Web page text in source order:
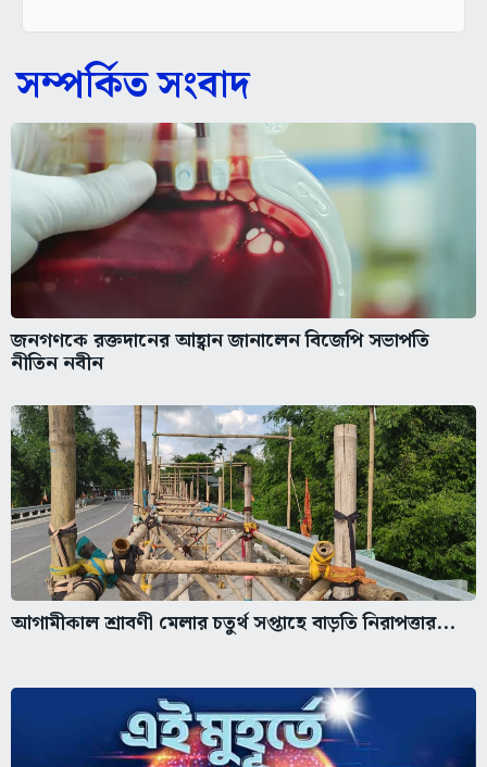
সম্পর্কিত সংবাদ
জনগণকে রক্তদানের আহ্বান জানালেন বিজেপি সভাপতি
নীতিন নবীন
আগামীকাল শ্রাবণী মেলার চতুর্থ সপ্তাহে বাড়তি নিরাপত্তার...